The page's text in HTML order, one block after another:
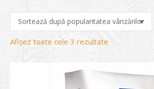
Afișez toate cele 3 rezultate
medie